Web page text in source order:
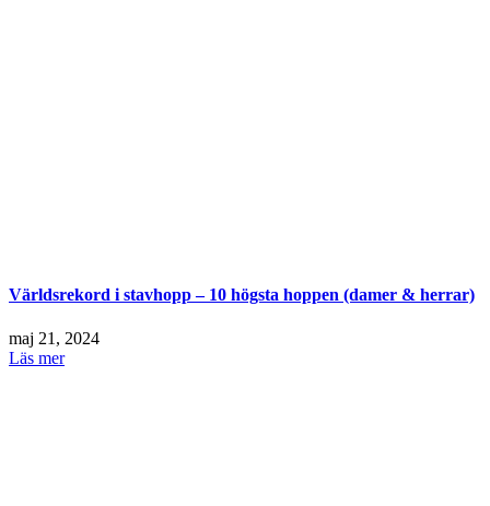
Världsrekord i stavhopp – 10 högsta hoppen (damer & herrar)
maj 21, 2024
Läs mer